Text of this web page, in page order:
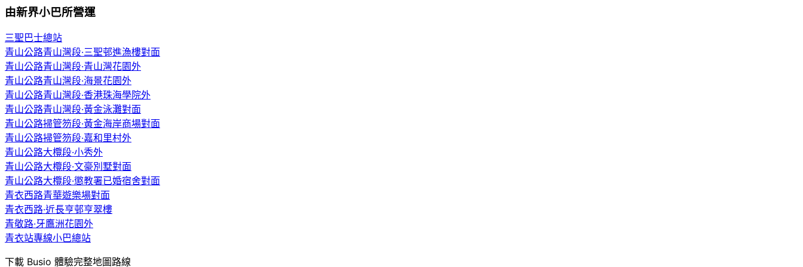
由新界小巴所營運
三聖巴士總站
青山公路青山灣段·三聖邨進漁樓對面
青山公路青山灣段·青山灣花園外
青山公路青山灣段·海景花園外
青山公路青山灣段·香港珠海學院外
青山公路青山灣段·黃金泳灘對面
青山公路掃管笏段·黃金海岸商場對面
青山公路掃管笏段·嘉和里村外
青山公路大欖段·小秀外
青山公路大欖段·文豪別墅對面
青山公路大欖段·懲教署已婚宿舍對面
青衣西路青華遊樂場對面
青衣西路·近長亨邨亨翠樓
青敬路·牙鷹洲花園外
青衣站專線小巴總站
下載 Busio 體驗完整地圖路線